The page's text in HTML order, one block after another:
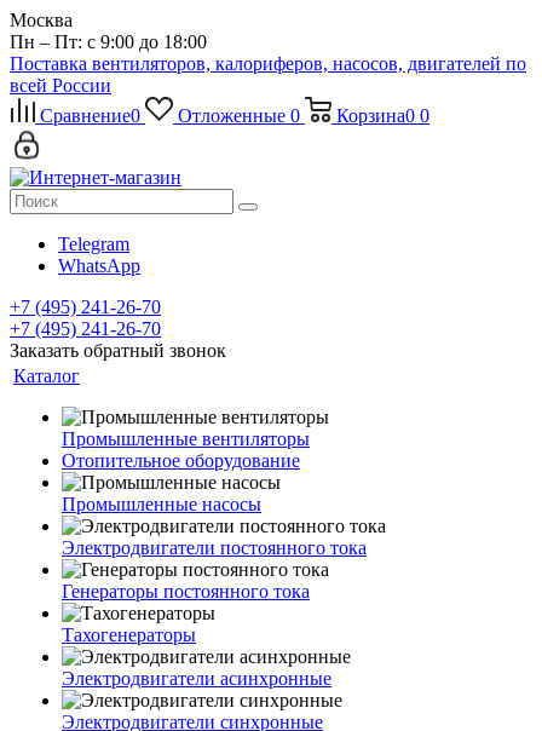
Москва
Пн – Пт: с 9:00 до 18:00
Поставка вентиляторов, калориферов, насосов, двигателей по
всей России
Сравнение0 Отложенные 0 Корзина0 0
Telegram
WhatsApp
+7 (495) 241-26-70
+7 (495) 241-26-70
Заказать обратный звонок
Каталог
Промышленные вентиляторы
Отопительное оборудование
Промышленные насосы
Электродвигатели постоянного тока
Генераторы постоянного тока
Тахогенераторы
Электродвигатели асинхронные
Электродвигатели синхронные